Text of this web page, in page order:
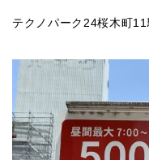
テクノパーク24桜木町